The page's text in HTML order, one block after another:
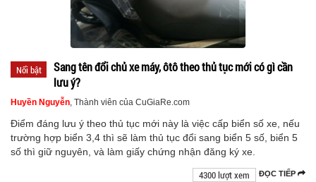
Nổi bật
Sang tên đổi chủ xe máy, ôtô theo thủ tục mới có gì cần
lưu ý?
Huyền Nguyễn, Thành viên của CuGiaRe.com
Điểm đáng lưu ý theo thủ tục mới này là việc cấp biển số xe, nếu
trường hợp biển 3,4 thì sẽ làm thủ tục đổi sang biển 5 số, biển 5
số thì giữ nguyên, và làm giấy chứng nhận đăng ký xe.
ĐỌC TIẾP
4300 lượt xem